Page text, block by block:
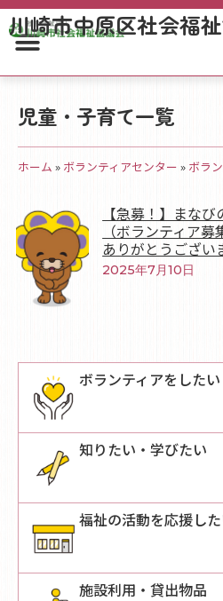
川崎市中原区社会福
児童・子育て一覧
ホーム » ボランティアセンター » ボラ
ボランティアをした
知りたい・学びたい
福祉の活動を応援し
施設利用・貸出物品
【急募！】まな
（ボランティア
ありがとうござい
2025年7月10日